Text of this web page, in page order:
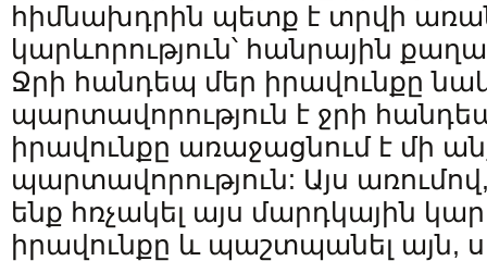
հիմնախդրին պետք է տրվի
կարևորություն՝ հանրային
Ջրի հանդեպ մեր իրավունքը
պարտավորություն է ջրի
իրավունքը առաջացնում է մի
պարտավորություն: Այս
ենք հռչակել այս մարդկային
իրավունքը և պաշտպանել այն,